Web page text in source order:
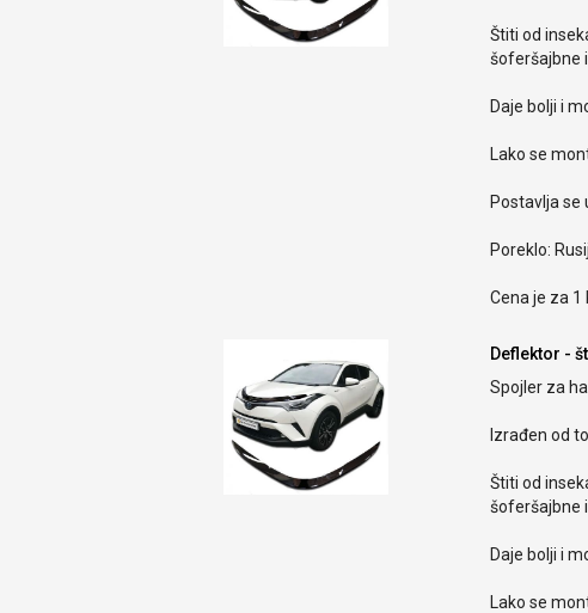
Štiti od
šoferšajbne
Daje bolji i
Lako se
Postavlja se
Poreklo:
Cena je za 1
Deflektor -
Spojler za
Izrađen od
Štiti od
šoferšajbne
Daje bolji i
Lako se